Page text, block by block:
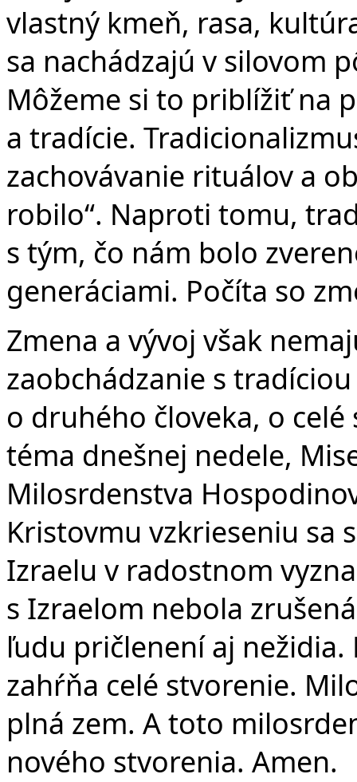
vlastný kmeň, rasa,
sa nachádzajú v silovom
Môžeme si to priblížiť na
a tradície.
zachovávanie rituálov a
robilo“. Naproti tomu,
s tým, čo nám bolo
generáciami. Počíta so
Zmena a vývoj však
zaobchádzanie s
o druhého človeka, o
téma dnešnej nedele,
Milosrdenstva
Kristovmu vzkrieseniu sa
Izraelu v radostnom
s Izraelom nebola
ľudu pričlenení aj nežidia.
zahŕňa celé stvorenie.
plná zem. A toto
nového stvorenia. Amen.